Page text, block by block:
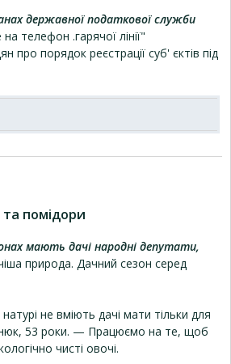
державної податкової служби
телефон .гарячої лінії"
про порядок реєстрації суб' єктів під
помідори
мають дачі народні депутати,
природа. Дачний сезон серед
не вміють дачі мати тільки для
53 роки. — Працюємо на те, щоб
чисті овочі.